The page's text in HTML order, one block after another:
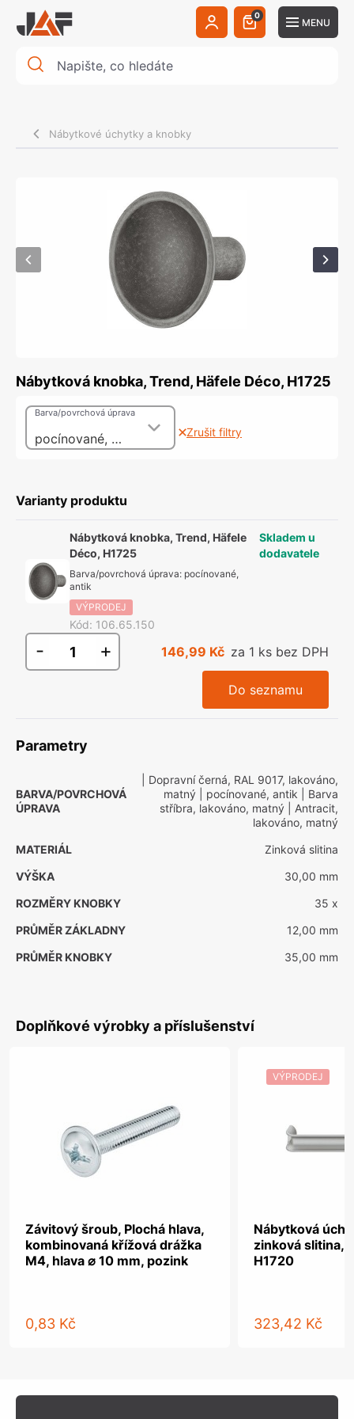
0
MENU
Nábytkové úchytky a knobky
Nábytková knobka, Trend, Häfele Déco, H1725
pocínované, antik
Barva/povrchová úprava
Zrušit filtry
Varianty produktu
Nábytková knobka, Trend, Häfele
Déco, H1725
Barva/povrchová úprava: pocínované,
antik
VÝPRODEJ
Kód: 106.65.150
Skladem u
dodavatele
- + 146,99 Kč za 1 ks bez DPH
Do seznamu
Parametry
BARVA/POVRCHOVÁ
ÚPRAVA
| Dopravní černá, RAL 9017, lakováno,
matný | pocínované, antik | Barva
stříbra, lakováno, matný | Antracit,
lakováno, matný
MATERIÁL
Zinková slitina
VÝŠKA
30,00 mm
ROZMĚRY KNOBKY
35 x
PRŮMĚR ZÁKLADNY
12,00 mm
PRŮMĚR KNOBKY
35,00 mm
Doplňkové výrobky a příslušenství
Závitový šroub, Plochá hlava,
kombinovaná křížová drážka
M4, hlava ⌀ 10 mm, pozink
0,83 Kč
VÝPRODEJ
Nábytková
zinková slitina,
H1720
323,42 Kč